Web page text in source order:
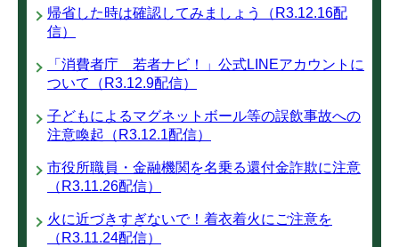
帰省した時は確認してみましょう（R3.12.16配
信）
「消費者庁 若者ナビ！」公式LINEアカウントに
ついて（R3.12.9配信）
子どもによるマグネットボール等の誤飲事故への
注意喚起（R3.12.1配信）
市役所職員・金融機関を名乗る還付金詐欺に注意
（R3.11.26配信）
火に近づきすぎないで！着衣着火にご注意を
（R3.11.24配信）